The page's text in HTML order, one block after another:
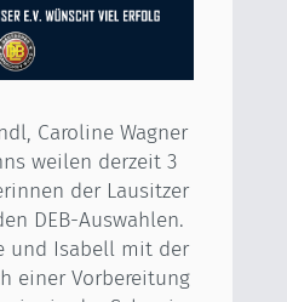
Caroline Wagner
weilen derzeit 3
der Lausitzer
DEB-Auswahlen.
und Isabell mit der
einer Vorbereitung